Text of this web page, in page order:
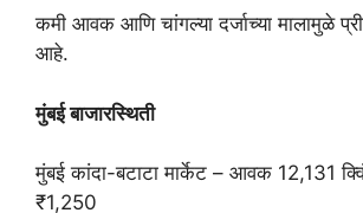
कमी आवक आणि चांगल्या दर्जाच्या मालामुळे
आहे.
मुंबई बाजारस्थिती
मुंबई कांदा-बटाटा मार्केट – आवक 12,131
₹1,250